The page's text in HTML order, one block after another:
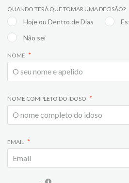
QUANDO TERÁ QUE TOMAR UMA DECISÃO?
Hoje ou Dentro de Dias
Não sei
NOME
NOME COMPLETO DO IDOSO
EMAIL